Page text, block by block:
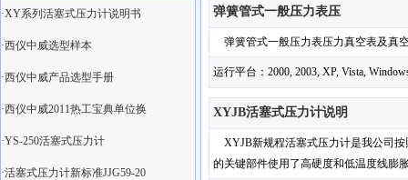
·XY系列活塞式压力计说明书
·西仪中威选型样本
·西仪中威产品选型手册
·西仪中威2011热工宝典单位换
·YS-250活塞式压力计
·活塞式压力计新标准JJG59-20
弹簧管式一般压力表压
弹簧管式一般压力表压力真空表及真
运行平台：2000, 2003, XP, Vista,
XYJB活塞式压力计说明
XYJB新规程活塞式压力计是我公司按
的关键部件使用了高硬度和低温度线膨